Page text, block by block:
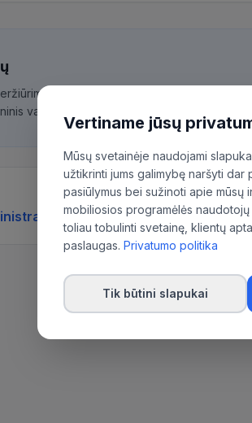
kiekvieną pirkimą ir patiksliname
vadybininkas.
Vertiname jūsų
Mūsų svetainėje naudojami
užtikrinti jums galimybę naršyti dar
pasiūlymus bei sužinoti apie mūsų
mobiliosios programėlės
toliau tobulinti svetainę, klientų
paslaugas. Privatumo politika
Tik būtini slapukai